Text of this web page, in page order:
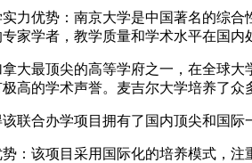
力优势：南京大学是中国著名的综
家学者，教学质量和学术水平在国内
大最顶尖的高等学府之一，在全球
高的学术声誉。麦吉尔大学培养了
联合办学项目拥有了国内顶尖和国
：该项目采用国际化的培养模式，